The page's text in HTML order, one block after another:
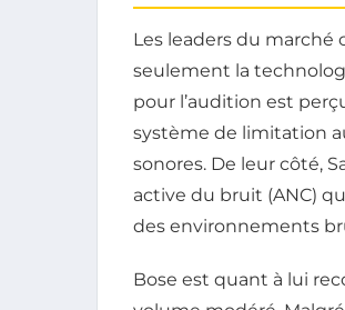
Les leaders du marché
seulement la
pour l’audition est
système de limitation
sonores. De leur côté,
active du bruit (ANC)
des environnements
Bose est quant à lui